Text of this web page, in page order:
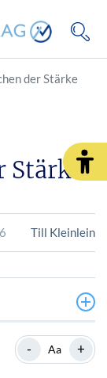
der Stärke
Stärke
Till Kleinlein
- Aa +